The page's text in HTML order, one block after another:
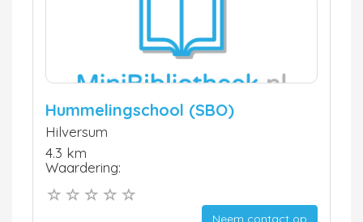
Hummelingschool (SBO)
Hilversum
4.3 km
Waardering:
Neem contact op